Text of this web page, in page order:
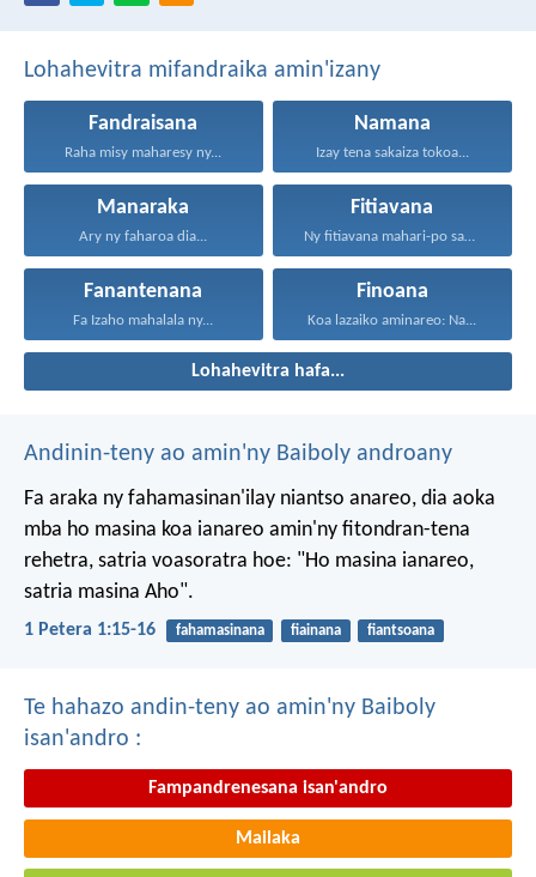
Lohahevitra mifandraika amin'izany
Fandraisana
Raha misy maharesy ny...
Namana
Izay tena sakaiza tokoa...
Manaraka
Ary ny faharoa dia...
Fitiavana
Ny fitiavana mahari-po sady...
Fanantenana
Fa Izaho mahalala ny...
Finoana
Koa lazaiko aminareo: Na...
Lohahevitra hafa...
Andinin-teny ao amin'ny Baiboly androany
Fa araka ny fahamasinan'ilay niantso anareo, dia aoka
mba ho masina koa ianareo amin'ny fitondran-tena
rehetra, satria voasoratra hoe: "Ho masina ianareo,
satria masina Aho".
1 Petera 1:15-16 fahamasinana fiainana fiantsoana
Te hahazo andin-teny ao amin'ny Baiboly
isan'andro :
Fampandrenesana isan'andro
Mailaka